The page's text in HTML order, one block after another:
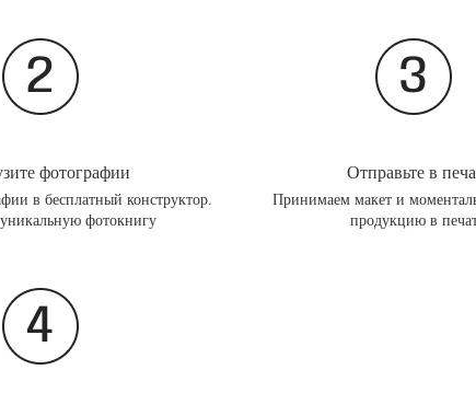
фотографии
в бесплатный конструктор.
фотокнигу
Отправьте в
Принимаем макет и
продукцию в